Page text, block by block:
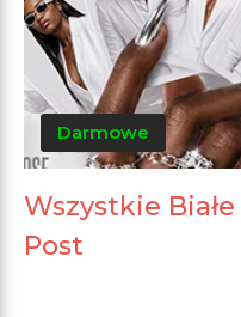
Darmowe
Wszystkie
Post